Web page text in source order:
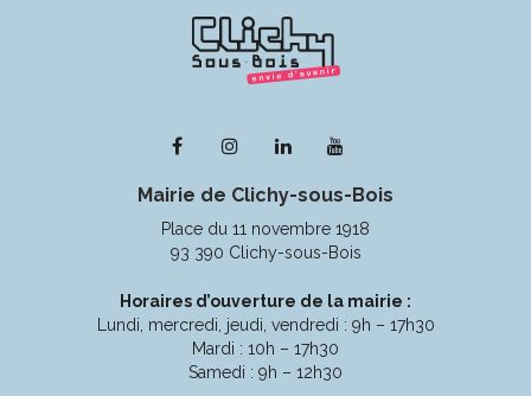
Lien
le
compte
Facebook
Lien
le
compte
Instagram
Lien
le
compte
Linkedin
la
chaîne
Youtube
Mairie de Clichy-sous-Bois
Place du 11 novembre 1918
93 390 Clichy-sous-Bois
Horaires d’ouverture de la mairie :
Lundi, mercredi, jeudi, vendredi : 9h – 17h30
Mardi : 10h – 17h30
Samedi : 9h – 12h30